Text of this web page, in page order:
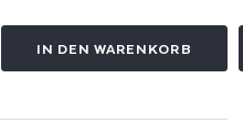
IN DEN WARENKORB